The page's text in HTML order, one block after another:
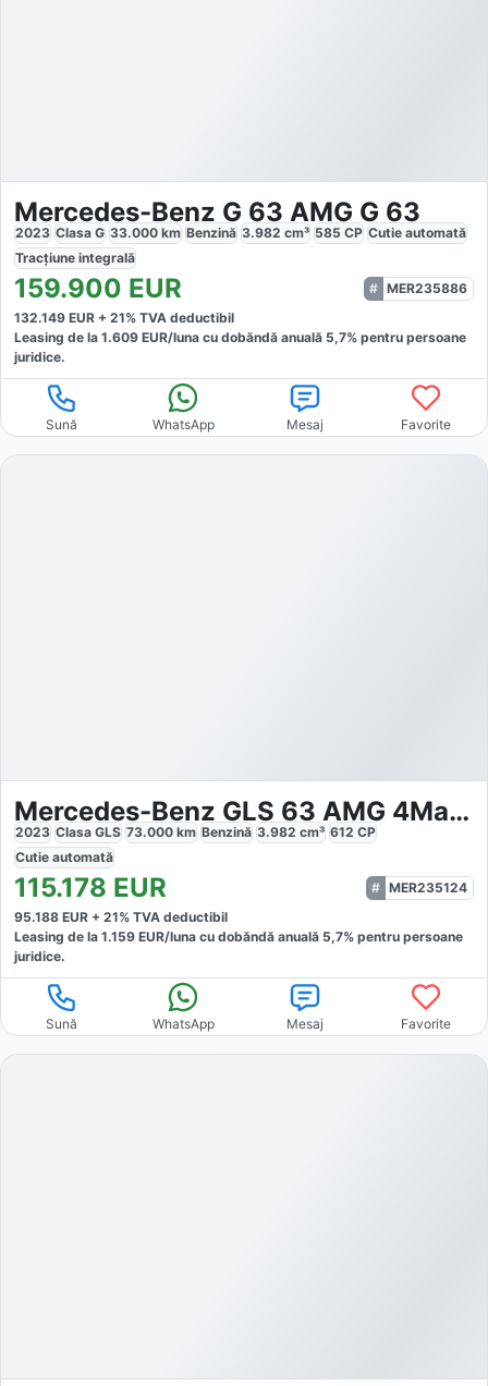
Mercedes-Benz G 63 AMG G 63
2023 Clasa G 33.000 km Benzină 3.982 cm³ 585 CP Cutie automată
Tracțiune integrală
159.900 EUR
MER235886
132.149 EUR + 21% TVA deductibil
Leasing de la 1.609 EUR/luna cu dobăndă anuală 5,7% pentru persoane
juridice.
Sună WhatsApp Mesaj Favorite
Mercedes-Benz GLS 63 AMG 4Matic
2023 Clasa GLS 73.000 km Benzină 3.982 cm³ 612 CP
Cutie automată
115.178 EUR
MER235124
95.188 EUR + 21% TVA deductibil
Leasing de la 1.159 EUR/luna cu dobăndă anuală 5,7% pentru persoane
juridice.
Sună WhatsApp Mesaj Favorite